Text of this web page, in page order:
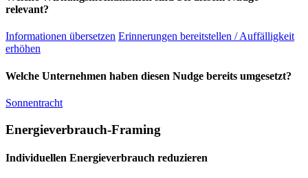
relevant?
Informationen übersetzen Erinnerungen bereitstellen / Auffälligkeit
erhöhen
Welche Unternehmen haben diesen Nudge bereits umgesetzt?
Sonnentracht
Energieverbrauch-Framing
Individuellen Energieverbrauch reduzieren